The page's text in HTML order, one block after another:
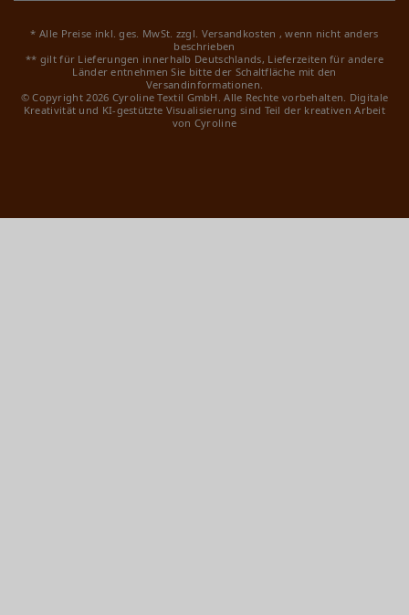
* Alle Preise inkl. ges. MwSt. zzgl. Versandkosten , wenn nicht anders
beschrieben
** gilt für Lieferungen innerhalb Deutschlands, Lieferzeiten für andere
Länder entnehmen Sie bitte der Schaltfläche mit den
Versandinformationen.
© Copyright 2026 Cyroline Textil GmbH. Alle Rechte vorbehalten. Digitale
Kreativität und KI-gestützte Visualisierung sind Teil der kreativen Arbeit
von Cyroline